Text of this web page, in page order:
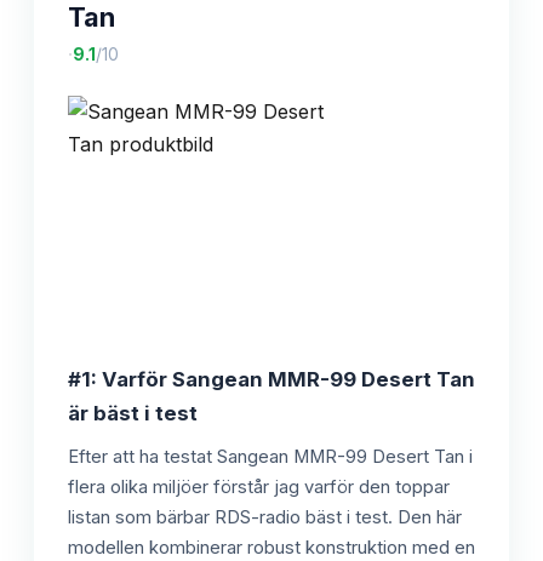
Tan
·9.1 /10
#1: Varför Sangean MMR-99 Desert Tan
är bäst i test
Efter att ha testat Sangean MMR-99 Desert Tan i
flera olika miljöer förstår jag varför den toppar
listan som bärbar RDS-radio bäst i test. Den här
modellen kombinerar robust konstruktion med en